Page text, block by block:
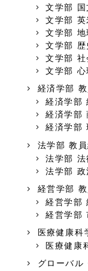
文学部 国
文学部 英
文学部 地
文学部 歴
文学部 社
文学部 心
経済学部
経済学部
経済学部
経済学部
法学部 教
法学部 法
法学部 政
経営学部
経営学部
経営学部
医療健康科
医療健康
グローバル